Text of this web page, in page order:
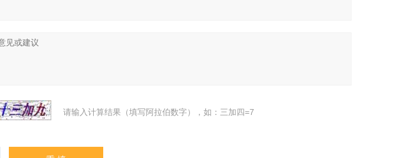
请输入计算结果（填写阿拉伯数字），如：三加四=7